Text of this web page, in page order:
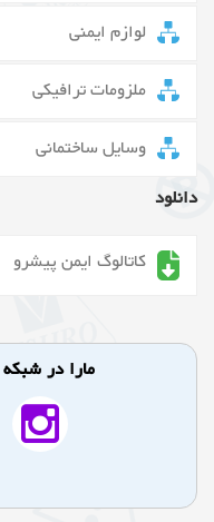
لوازم ایمنی
ملزومات ترافیکی
وسایل ساختمانی
دانلود
کاتالوگ ایمن پیشرو
مارا در